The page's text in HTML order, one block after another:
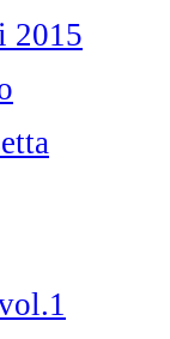
2015